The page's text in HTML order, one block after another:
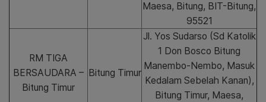
Maesa, Bitung, BIT-Bitung,
95521
RM TIGA
BERSAUDARA –
Bitung Timur
Bitung Timur
Jl. Yos Sudarso (Sd Katolik
1 Don Bosco Bitung
Manembo-Nembo, Masuk
Kedalam Sebelah Kanan),
Bitung Timur, Maesa,